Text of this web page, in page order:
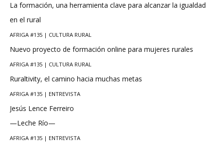
La formación, una herramienta clave para alcanzar la igualdad
en el rural
AFRIGA #135 | CULTURA RURAL
Nuevo proyecto de formación online para mujeres rurales
AFRIGA #135 | CULTURA RURAL
Ruraltivity, el camino hacia muchas metas
AFRIGA #135 | ENTREVISTA
Jesús Lence Ferreiro
—Leche Río—
AFRIGA #135 | ENTREVISTA